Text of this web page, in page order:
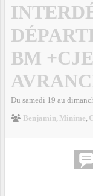
BM
Du samedi 19 au
Benjamin Minime